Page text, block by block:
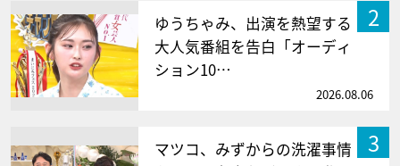
2
ゆうちゃみ、出演を熱望する
大人気番組を告白「オーディ
ション10…
2026.08.06
3
マツコ、みずからの洗濯事情